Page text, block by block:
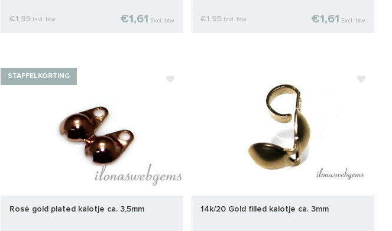
€1,95 Incl. btw €1,61 Excl. btw €1,95 Incl. btw €1,61 Excl. btw
STAFFELKORTING
Rosé gold plated kalotje ca. 3,5mm 14k/20 Gold filled kalotje ca. 3mm